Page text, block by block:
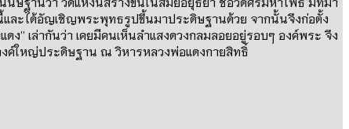
ละได้อัญเชิญพระพุทธรูปขึ้นมาประดิษฐานด้วย จากนั้นจึงก่อตั้ง
ดง” เล่ากันว่า เคยมีคนเห็นลำแสงดวงกลมลอยอยู่รอบๆ องค์พระ จึง
ค์ใหญ่ประดิษฐาน ณ วิหารหลวงพ่อแดงกายสิทธิ์